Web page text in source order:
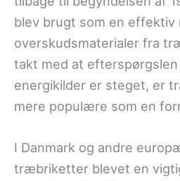
blev brugt som en effektiv
overskudsmaterialer fra
takt med at
energikilder er steget, er
mere populære som en
I Danmark og andre
træbriketter blevet en